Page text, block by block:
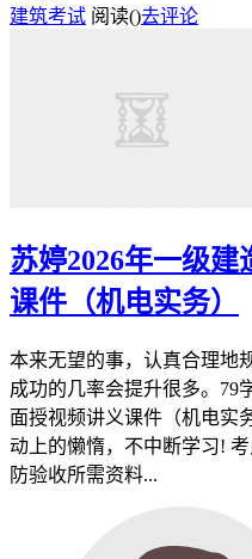
建筑考试 阅读()去评论
苏婷2026年一级
课件（机电实务）
本来无望的事，认真合理地
成功的几率会提升很多。79
面授视频讲义课件（机电实
动上的懒惰，不中断学习!
防验收所需资料...